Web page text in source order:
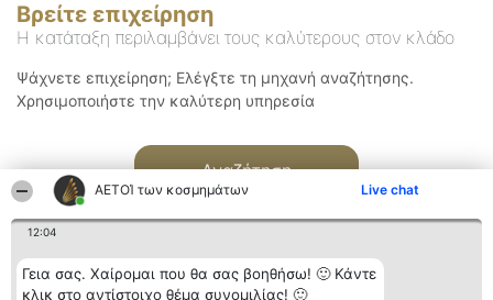
ΑΕΤΟΊ των κοσμημάτων Live chat
12:04
Γεια σας. Χαίρομαι που θα σας βοηθήσω! 🙂 Κάντε
κλικ στο αντίστοιχο θέμα συνομιλίας! 🙂
Βρείτε επιχείρηση
Η κατάταξη περιλαμβάνει τους καλύτερους στον κλάδο
Ψάχνετε επιχείρηση; Ελέγξτε τη μηχανή αναζήτησης.
Χρησιμοποιήστε την καλύτερη υπηρεσία
Αναζήτηση